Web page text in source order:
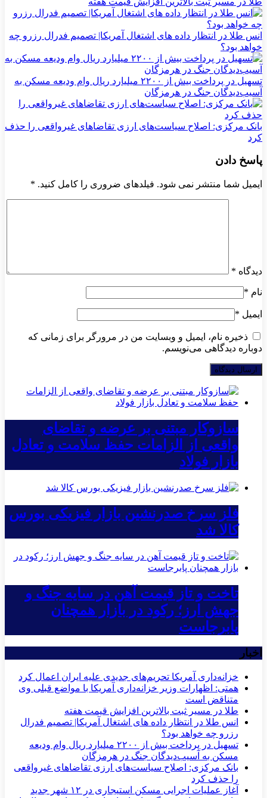
انس طلا در انتظار داده های اشتغال آمریکا| تصمیم فدرال رزرو چه
خواهد بود؟
تسهیل در پرداخت بیش از ۲۲۰۰ میلیارد ریال وام ودیعه مسکن به
آسیب‌دیدگان جنگ در هرمزگان
بانک مرکزی: اصلاح سیاست‌های ارزی تقاضاهای غیرواقعی را حذف
کرد
پاسخ دادن
ایمیل شما منتشر نمی شود. فیلدهای ضروری را کامل کنید. *
دیدگاه *
نام *
ایمیل *
ذخیره نام، ایمیل و وبسایت من در مرورگر برای زمانی که
دوباره دیدگاهی می‌نویسم.
سازوکار مبتنی بر عرضه و تقاضای
واقعی از الزامات حفظ سلامت و تعادل
بازار فولاد
فلز سرخ صدرنشین بازار فیزیکی بورس
کالا شد
تاخت و تاز قیمت آهن در سایه جنگ و
جهش ارز؛ رکود در بازار همچنان
پابرجاست
اخبار
خزانه‌داری آمریکا تحریم‌های جدیدی علیه ایران اعمال کرد
همتی: اظهارات وزیر خزانه‌داری آمریکا با مواضع قبلی وی
متناقض است
طلا در مسیر ثبت بالاترین افزایش قیمت هفته
انس طلا در انتظار داده های اشتغال آمریکا| تصمیم فدرال
رزرو چه خواهد بود؟
تسهیل در پرداخت بیش از ۲۲۰۰ میلیارد ریال وام ودیعه
مسکن به آسیب‌دیدگان جنگ در هرمزگان
بانک مرکزی: اصلاح سیاست‌های ارزی تقاضاهای غیرواقعی
را حذف کرد
آغاز عملیات اجرایی مسکن استیجاری در ۱۲ شهر جدید